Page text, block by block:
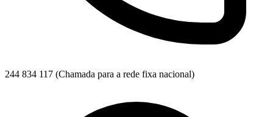
244 834 117 (Chamada para a rede fixa nacional)